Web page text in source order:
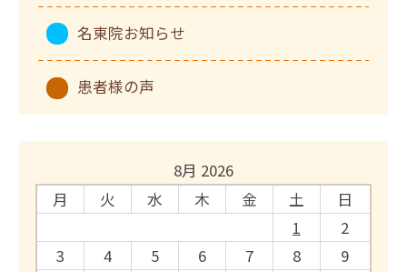
名東院お知らせ
患者様の声
8月 2026
月
火 水 木 金 土
日
1
2
3
4 5 6 7 8
9